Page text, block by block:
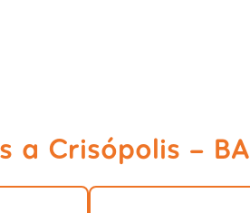
a Crisópolis - BA